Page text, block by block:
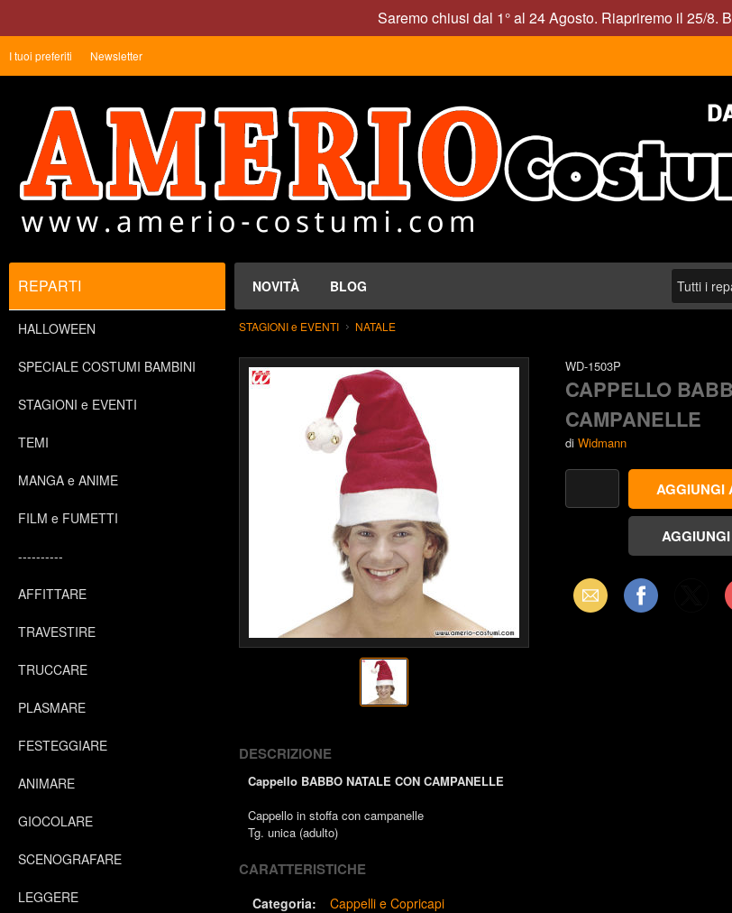
Saremo chiusi dal 1° al 24 Agosto. Riapriremo il 25/8.
I tuoi preferiti Newsletter
NOVITÀ BLOG
REPARTI
HALLOWEEN
SPECIALE COSTUMI BAMBINI
STAGIONI e EVENTI
TEMI
MANGA e ANIME
FILM e FUMETTI
----------
AFFITTARE
TRAVESTIRE
TRUCCARE
PLASMARE
FESTEGGIARE
ANIMARE
GIOCOLARE
SCENOGRAFARE
LEGGERE
STAGIONI e EVENTI NATALE
WD-1503P
CAPPELLO
CAMPANELLE
di Widmann
Email Facebook
DESCRIZIONE
Cappello BABBO NATALE CON CAMPANELLE
Cappello in stoffa con campanelle
Tg. unica (adulto)
CARATTERISTICHE
Categoria:
Cappelli e Copricapi